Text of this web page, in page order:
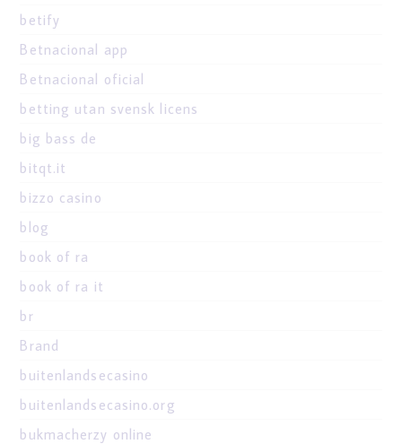
betify
Betnacional app
Betnacional oficial
betting utan svensk licens
big bass de
bitqt.it
bizzo casino
blog
book of ra
book of ra it
br
Brand
buitenlandsecasino
buitenlandsecasino.org
bukmacherzy online